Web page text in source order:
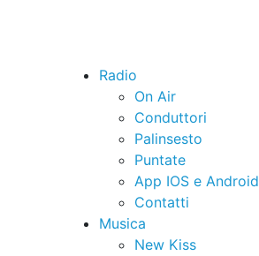
Radio
On Air
Conduttori
Palinsesto
Puntate
App IOS e Android
Contatti
Musica
New Kiss